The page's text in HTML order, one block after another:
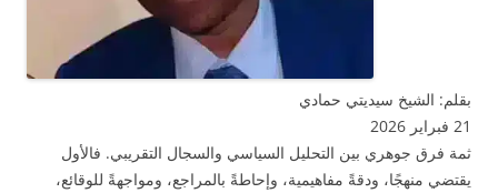
بقلم: الشيخ سيديتي حمادي
21 فبراير 2026
ثمة فرق جوهري بين التحليل السياسي والسجال التقريبي. فالأول
يقتضي منهجًا، ودقةً مفاهيمية، وإحاطةً بالمراجع، ومواجهةً للوقائع،